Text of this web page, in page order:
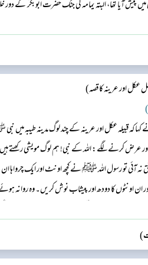
پیش آیا تھا، البتہ یمامہ کی جنگ حضرت ابوبکر ؓ کے دور
عکل اور عرینہ کا قصہ)
قبیلہ عکل اور عرینہ کے چند لوگ مدینہ طیبہ میں
اور عرض کرنے لگے: اللہ کے نبی! ہم لوگ مویشی رکھتے
نہ آئی تو رسول اللہ ﷺ نے کچھ اونٹ اور ایک چرواہا
ان اونٹوں کا دودھ اور پیشاب نوش کریں۔ وہ روانہ